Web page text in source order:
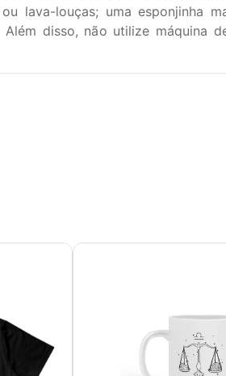
lava-louças; uma esponjinha
disso, não utilize máquina